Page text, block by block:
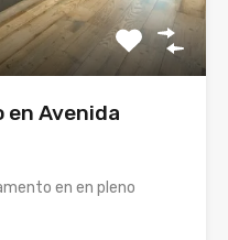
Avenida
en en pleno